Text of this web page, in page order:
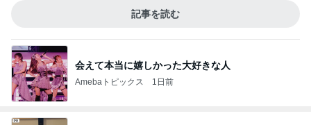
記事を読む
会えて本当に嬉しかった大好きな人
Amebaトピックス 1日前